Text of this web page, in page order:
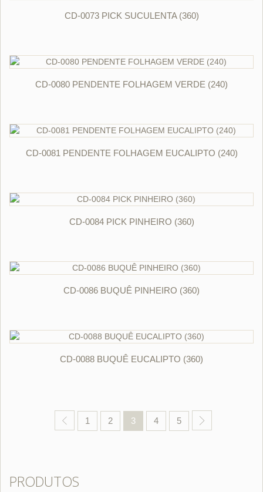
CD-0073 PICK SUCULENTA (360)
CD-0080 PENDENTE FOLHAGEM VERDE (240)
CD-0081 PENDENTE FOLHAGEM EUCALIPTO (240)
CD-0084 PICK PINHEIRO (360)
CD-0086 BUQUÊ PINHEIRO (360)
CD-0088 BUQUÊ EUCALIPTO (360)
1 2 3 4 5
PRODUTOS